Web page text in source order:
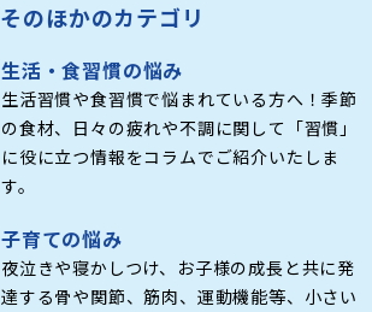
そのほかのカテゴリ
生活・食習慣の悩み
生活習慣や食習慣で悩まれている方へ！季節
の食材、日々の疲れや不調に関して「習慣」
に役に立つ情報をコラムでご紹介いたしま
す。
子育ての悩み
夜泣きや寝かしつけ、お子様の成長と共に発
達する骨や関節、筋肉、運動機能等、小さい